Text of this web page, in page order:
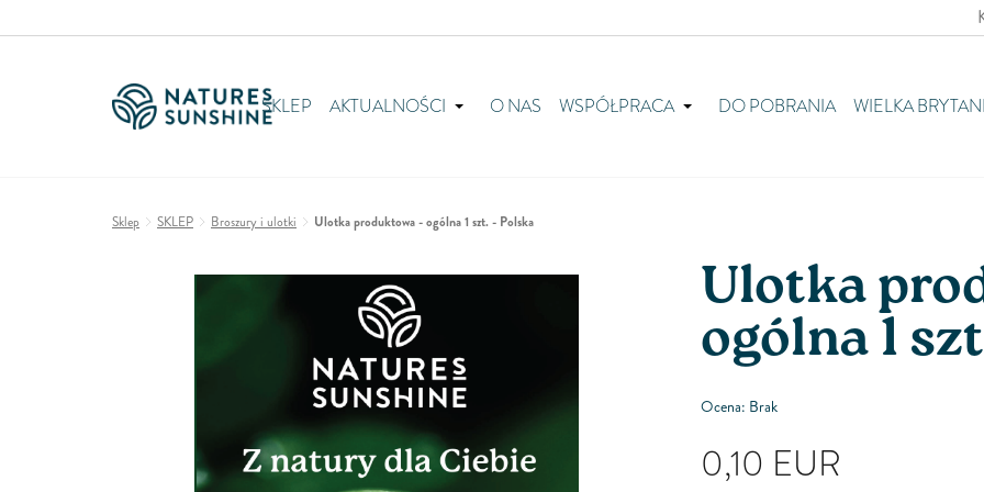
SKLEP AKTUALNOŚCI O NAS WSPÓŁPRACA DO POBRANIA WIELKA BRYTANIA
Sklep SKLEP Broszury i ulotki Ulotka produktowa - ogólna 1 szt. - Polska
Ulotka
ogólna 1
Ocena: Brak
0,10 EUR